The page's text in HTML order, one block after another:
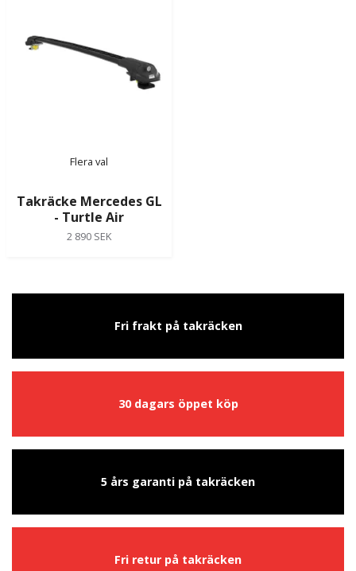
Flera val
Takräcke Mercedes GL
- Turtle Air
2 890 SEK
Fri frakt på takräcken
30 dagars öppet köp
5 års garanti på takräcken
Fri retur på takräcken